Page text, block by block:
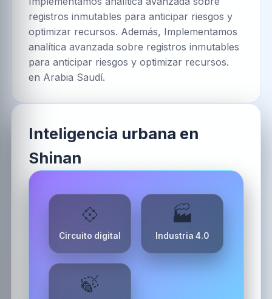
registros inmutables para anticipar riesgos y
optimizar recursos. Además, Implementamos
analítica avanzada sobre registros inmutables
para anticipar riesgos y optimizar recursos.
en Arabia Saudí.
Inteligencia urbana en
Shinan
💠
Circuito digital
🏭
Industria 4.0
🍃